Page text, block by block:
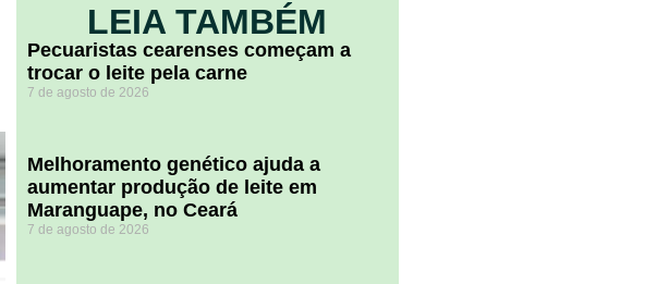
LEIA TAMBÉM
Pecuaristas cearenses começam a
trocar o leite pela carne
7 de agosto de 2026
Melhoramento genético ajuda a
aumentar produção de leite em
Maranguape, no Ceará
7 de agosto de 2026